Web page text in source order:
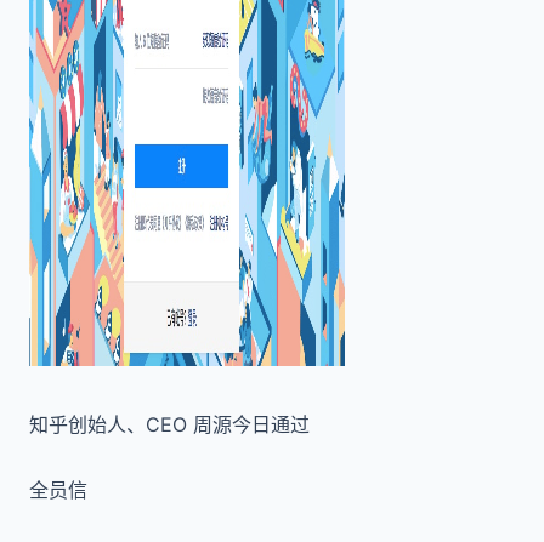
知乎创始人、CEO 周源今日通过
全员信